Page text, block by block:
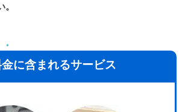
に含まれるサービス